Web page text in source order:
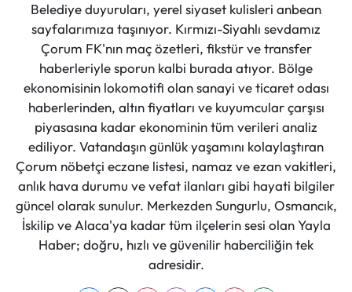
Belediye duyuruları, yerel siyaset kulisleri anbean
sayfalarımıza taşınıyor. Kırmızı-Siyahlı sevdamız
Çorum FK'nın maç özetleri, fikstür ve transfer
haberleriyle sporun kalbi burada atıyor. Bölge
ekonomisinin lokomotifi olan sanayi ve ticaret odası
haberlerinden, altın fiyatları ve kuyumcular çarşısı
piyasasına kadar ekonominin tüm verileri analiz
ediliyor. Vatandaşın günlük yaşamını kolaylaştıran
Çorum nöbetçi eczane listesi, namaz ve ezan vakitleri,
anlık hava durumu ve vefat ilanları gibi hayati bilgiler
güncel olarak sunulur. Merkezden Sungurlu, Osmancık,
İskilip ve Alaca'ya kadar tüm ilçelerin sesi olan Yayla
Haber; doğru, hızlı ve güvenilir haberciliğin tek
adresidir.